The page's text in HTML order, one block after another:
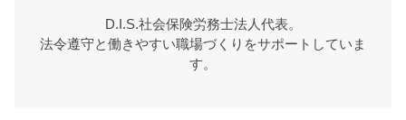
D.I.S.社会保険労務士法人代表。
法令遵守と働きやすい職場づくりをサポートしていま
す。